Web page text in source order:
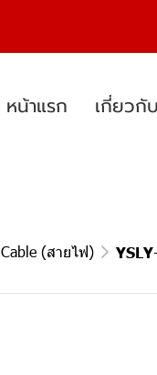
หน้าแรก เกี่ยวกั
Cable (สายไฟ)